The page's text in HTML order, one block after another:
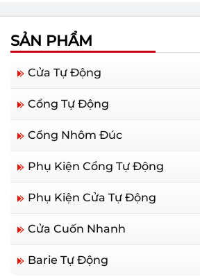
SẢN PHẨM
Cửa Tự Động
Cổng Tự Động
Cổng Nhôm Đúc
Phụ Kiện Cổng Tự Động
Phụ Kiện Cửa Tự Động
Cửa Cuốn Nhanh
Cửa Cuốn Nhanh Hàn Quốc
Barie Tự Động